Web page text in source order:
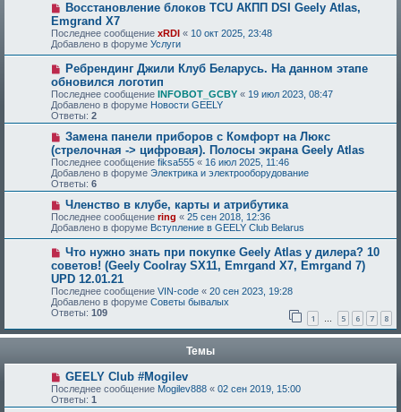
Восстановление блоков TCU АКПП DSI Geely Atlas,
Emgrand X7
Последнее сообщение xRDI « 10 окт 2025, 23:48
Добавлено в форуме Услуги
Ребрендинг Джили Клуб Беларусь. На данном этапе
обновился логотип
Последнее сообщение INFOBOT_GCBY « 19 июл 2023, 08:47
Добавлено в форуме Новости GEELY
Ответы: 2
Замена панели приборов с Комфорт на Люкс
(стрелочная -> цифровая). Полосы экрана Geely Atlas
Последнее сообщение fiksa555 « 16 июл 2025, 11:46
Добавлено в форуме Электрика и электрооборудование
Ответы: 6
Членство в клубе, карты и атрибутика
Последнее сообщение ring « 25 сен 2018, 12:36
Добавлено в форуме Вступление в GEELY Club Belarus
Что нужно знать при покупке Geely Atlas у дилера? 10
советов! (Geely Coolray SX11, Emrgand X7, Emrgand 7)
UPD 12.01.21
Последнее сообщение VIN-code « 20 сен 2023, 19:28
Добавлено в форуме Советы бывалых
Ответы: 109 1 … 5 6 7 8
Темы
GEELY Club #Mogilev
Последнее сообщение Mogilev888 « 02 сен 2019, 15:00
Ответы: 1